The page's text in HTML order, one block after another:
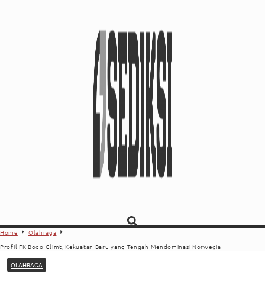
Home
Olahraga
Profil FK Bodo Glimt, Kekuatan Baru yang Tengah Mendominasi Norwegia
OLAHRAGA